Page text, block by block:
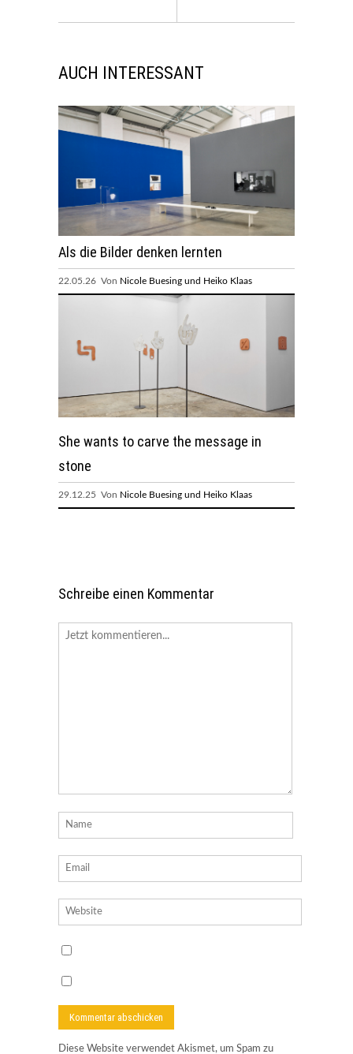
AUCH INTERESSANT
Als die Bilder denken lernten
22.05.26 Von Nicole Buesing und Heiko Klaas
She wants to carve the message in
stone
29.12.25 Von Nicole Buesing und Heiko Klaas
Schreibe einen Kommentar
Diese Website verwendet Akismet, um Spam zu